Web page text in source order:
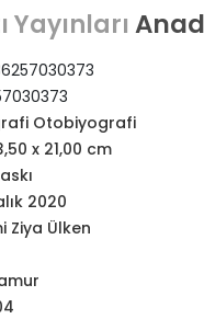
Yayınları
Otobiyografi
x 21,00 cm
2020
Ziya Ülken